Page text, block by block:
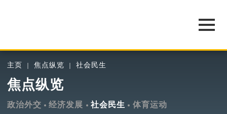
主页 焦点纵览 社会民生
焦点纵览
政治外交 经济发展 社会民生 体育运动